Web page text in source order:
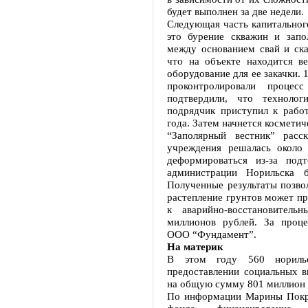
будет выполнен за две недели.
Следующая часть
это бурение скважин и
между основанием свай и
что на объекте находится
оборудование для ее
проконтролировали
подтвердили, что
подрядчик приступил к
года. Затем начнется
“Заполярный вестник”
учреждения решалась
деформироваться из-за
администрации Норильска
Полученные результаты
растепление грунтов может
к аварийно-
миллионов рублей. За
ООО “Фундамент”.
На материк
В этом году 560
предоставлении социальных
на общую сумму 801 миллион
По информации Марины